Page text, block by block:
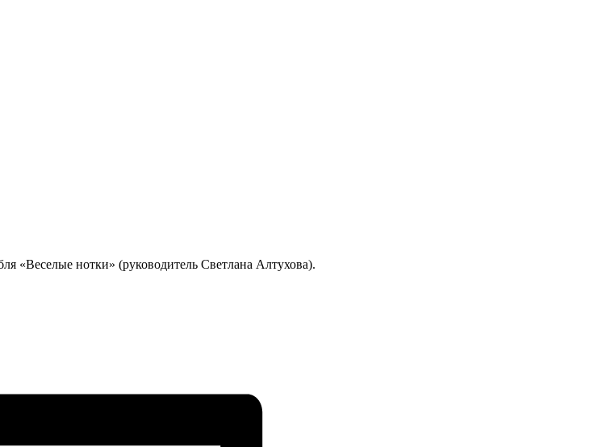
«Веселые нотки» (руководитель Светлана Алтухова).